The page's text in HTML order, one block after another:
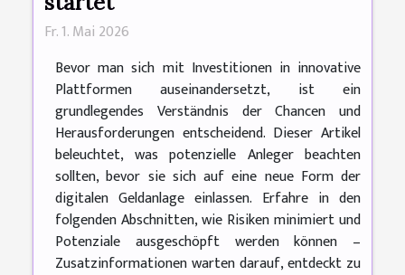
Fr. 1. Mai 2026
Bevor man sich mit Investitionen in innovative
Plattformen auseinandersetzt, ist ein
grundlegendes Verständnis der Chancen und
Herausforderungen entscheidend. Dieser Artikel
beleuchtet, was potenzielle Anleger beachten
sollten, bevor sie sich auf eine neue Form der
digitalen Geldanlage einlassen. Erfahre in den
folgenden Abschnitten, wie Risiken minimiert und
Potenziale ausgeschöpft werden können –
Zusatzinformationen warten darauf, entdeckt zu